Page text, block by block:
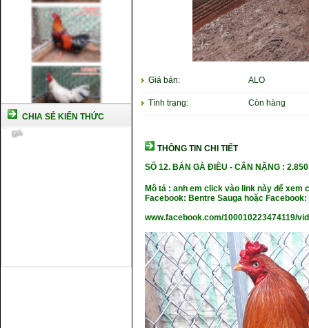
CHIA SẺ KIẾN THỨC
Cách nuôi gà chế độ đá c1
Giá bán: ALO
Tình trạng: Còn hàng
THÔNG TIN CHI TIẾT
SỐ 12. BÁN GÀ ĐIỀU -CÂN NẶNG :
Mô tả : anh em click vào link này để xem
Facebook: Bentre Sauga hoặc Facebook:
www.facebook.com/100010223474119/